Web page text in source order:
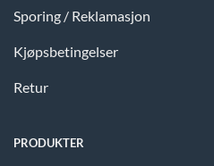
Sporing / Reklamasjon
Kjøpsbetingelser
Retur
PRODUKTER